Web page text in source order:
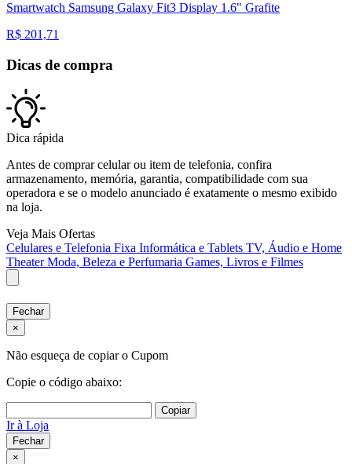
Smartwatch Samsung Galaxy Fit3 Display 1.6" Grafite
R$ 201,71
Dicas de compra
Dica rápida
Antes de comprar celular ou item de telefonia, confira
armazenamento, memória, garantia, compatibilidade com sua
operadora e se o modelo anunciado é exatamente o mesmo exibido
na loja.
Veja Mais Ofertas
Celulares e Telefonia Fixa Informática e Tablets TV, Áudio e Home
TheaterModa, Beleza e Perfumaria Games, Livros e Filmes
Fechar
×
Não esqueça de copiar o Cupom
Copie o código abaixo:
Copiar
Ir à Loja
Fechar
×